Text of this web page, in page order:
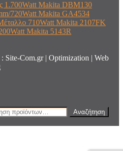
1.700Watt Makita DBM130
720Watt Makita GA4534
710Watt Makita 2107FK
Makita 5143R
Site-Com.gr | Optimization | Web
Αναζήτηση